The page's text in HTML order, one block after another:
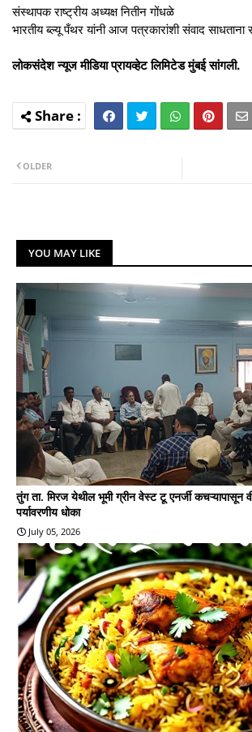
संस्थापक राष्ट्रीय अध्यक्ष नितीन गोंधळे
भारतीय ब्ल्यू पँथर यांनी आज पत्रकारांशी संवाद साधताना
लोकसंदेश न्यूज मीडिया प्रायव्हेट लिमिटेड मुंबई सांगली.
OLDER
YOU MAY LIKE
तुंग ता. मिरज येथील भूमी ग्रीन वेस्ट टू एनर्जी कचऱ्यापासून
पर्यावरणीय धोका
July 05, 2026